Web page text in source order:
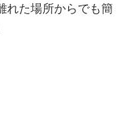
れた場所からでも簡